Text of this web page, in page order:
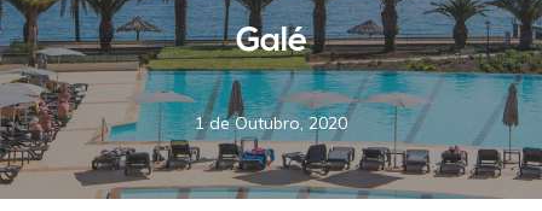
Galé
1 de Outubro, 2020